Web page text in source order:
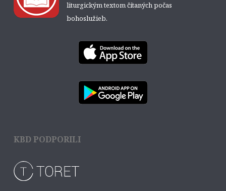
liturgickým textom čítaných počas
bohoslužieb.
KBD PODPORILI